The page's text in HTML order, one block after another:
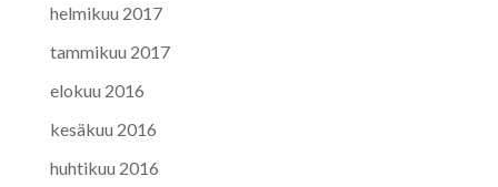
helmikuu 2017
tammikuu 2017
elokuu 2016
kesäkuu 2016
huhtikuu 2016